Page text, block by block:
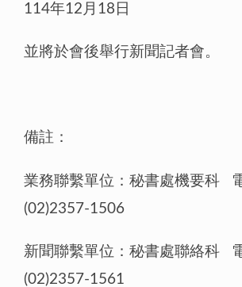
114年12月18日
並將於會後舉行新聞記者會。
備註：
業務聯繫單位：秘書處機要科
(02)2357-1506
新聞聯繫單位：秘書處聯絡科
(02)2357-1561